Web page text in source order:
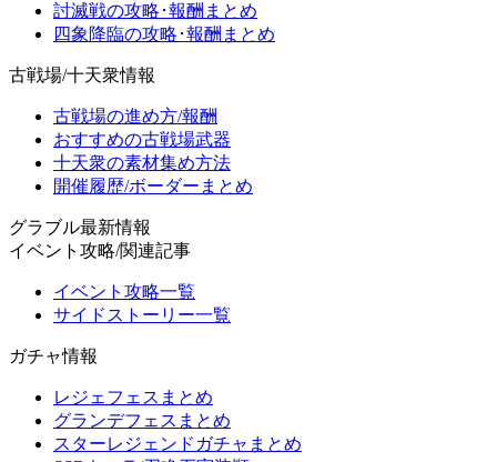
討滅戦の攻略･報酬まとめ
四象降臨の攻略･報酬まとめ
古戦場/十天衆情報
古戦場の進め方/報酬
おすすめの古戦場武器
十天衆の素材集め方法
開催履歴/ボーダーまとめ
グラブル最新情報
イベント攻略/関連記事
イベント攻略一覧
サイドストーリー一覧
ガチャ情報
レジェフェスまとめ
グランデフェスまとめ
スターレジェンドガチャまとめ